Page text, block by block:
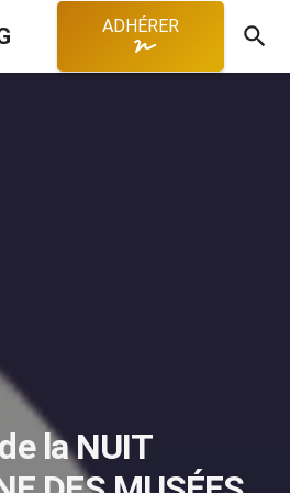
ADHÉRER search
la NUIT